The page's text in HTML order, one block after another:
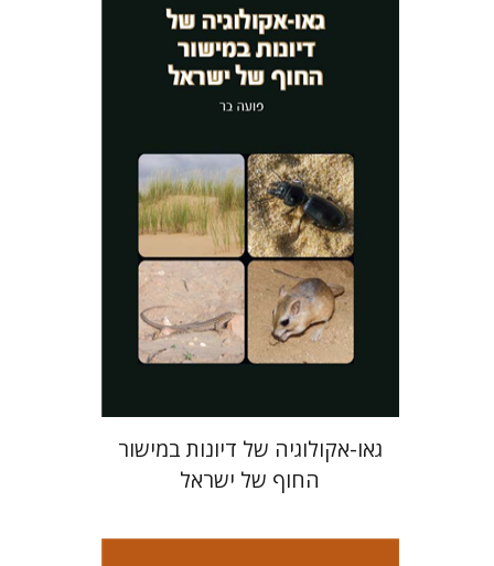
פועה בר
הנחת אתר ספר מודפס
$46
$41
גאו-אקולוגיה של דיונות במישור
החוף של ישראל